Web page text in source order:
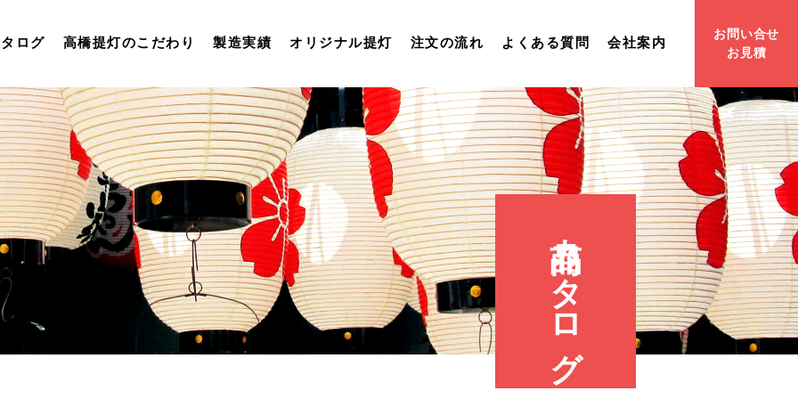
ログ 高橋提灯のこだわり 製造実績 オリジナル提灯 注文の流れ よくある質問 会社案内
お問い合せ
お見積
商品カタログ